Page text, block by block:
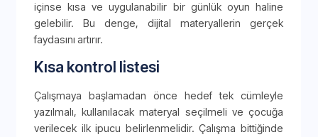
içinse kısa ve uygulanabilir bir günlük oyun haline
gelebilir. Bu denge, dijital materyallerin gerçek
faydasını artırır.
Kısa kontrol listesi
Çalışmaya başlamadan önce hedef tek cümleyle
yazılmalı, kullanılacak materyal seçilmeli ve çocuğa
verilecek ilk ipucu belirlenmelidir. Çalışma bittiğinde